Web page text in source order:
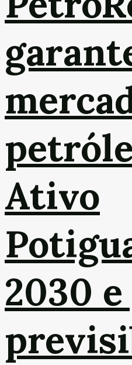
Ativo
2030